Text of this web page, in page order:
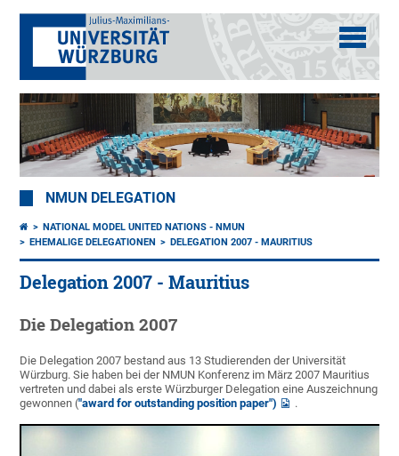
NMUN DELEGATION
NATIONAL MODEL UNITED NATIONS - NMUN
EHEMALIGE DELEGATIONEN
DELEGATION 2007 - MAURITIUS
Delegation 2007 - Mauritius
Die Delegation 2007
Die Delegation 2007 bestand aus 13 Studierenden der Universität
Würzburg. Sie haben bei der NMUN Konferenz im März 2007 Mauritius
vertreten und dabei als erste Würzburger Delegation eine Auszeichnung
gewonnen ("award for outstanding position paper") .